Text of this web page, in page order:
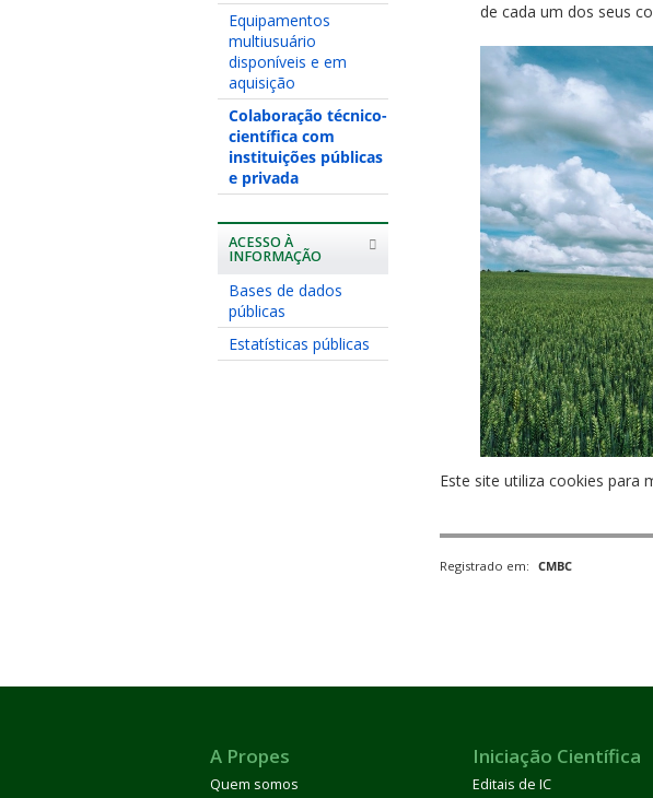
Equipamentos
multiusuário
disponíveis e em
aquisição
Colaboração técnico-
científica com
instituições públicas
e privada
ACESSO À
INFORMAÇÃO
Bases de dados
públicas
Estatísticas públicas
de cada um dos seus
Este site utiliza cookies para
Registrado em: CMBC
A Propes
Quem somos
Iniciação Científica
Editais de IC